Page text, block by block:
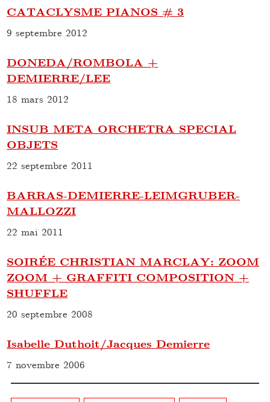
CATACLYSME PIANOS # 3
9 septembre 2012
DONEDA/ROMBOLA +
DEMIERRE/LEE
18 mars 2012
INSUB META ORCHETRA SPECIAL
OBJETS
22 septembre 2011
BARRAS-DEMIERRE-LEIMGRUBER-
MALLOZZI
22 mai 2011
SOIRÉE CHRISTIAN MARCLAY: ZOOM
ZOOM + GRAFFITI COMPOSITION +
SHUFFLE
20 septembre 2008
Isabelle Duthoit/Jacques Demierre
7 novembre 2006